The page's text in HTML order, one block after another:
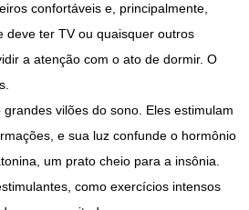
confortáveis e, principalmente,
deve ter TV ou quaisquer outros
a atenção com o ato de dormir. O
vilões do sono. Eles estimulam
e sua luz confunde o hormônio
um prato cheio para a insônia.
como exercícios intensos